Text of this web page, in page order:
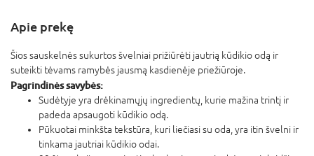
Apie prekę
Šios sauskelnės sukurtos švelniai prižiūrėti jautrią kūdikio odą ir
suteikti tėvams ramybės jausmą kasdienėje priežiūroje.
Pagrindinės savybės:
Sudėtyje yra drėkinamųjų ingredientų, kurie mažina trintį ir
padeda apsaugoti kūdikio odą.
Pūkuotai minkšta tekstūra, kuri liečiasi su oda, yra itin švelni ir
tinkama jautriai kūdikio odai.